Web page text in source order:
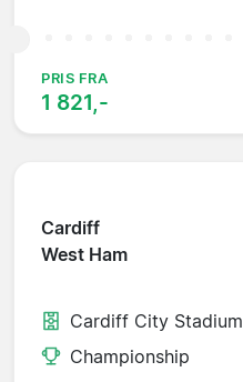
PRIS FRA
1 821,-
Cardiff
West Ham
Cardiff City Stadium
Championship